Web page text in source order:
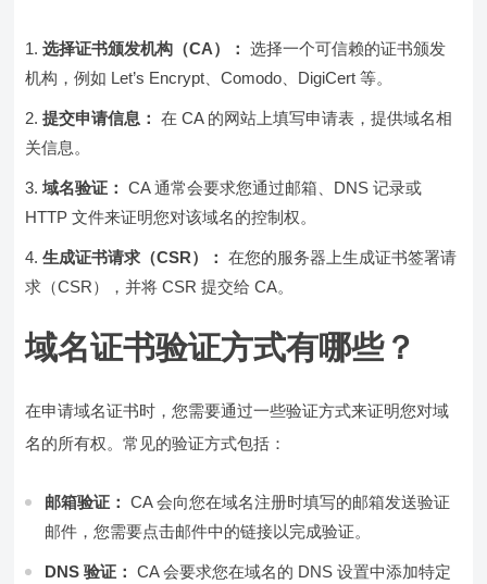
选择证书颁发机构（CA）： 选择一个可信赖的证书颁发
机构，例如 Let’s Encrypt、Comodo、DigiCert 等。
提交申请信息： 在 CA 的网站上填写申请表，提供域名相
关信息。
域名验证： CA 通常会要求您通过邮箱、DNS 记录或
HTTP 文件来证明您对该域名的控制权。
生成证书请求（CSR）： 在您的服务器上生成证书签署请
求（CSR），并将 CSR 提交给 CA。
域名证书验证方式有哪些？
在申请域名证书时，您需要通过一些验证方式来证明您对域
名的所有权。常见的验证方式包括：
邮箱验证： CA 会向您在域名注册时填写的邮箱发送验证
邮件，您需要点击邮件中的链接以完成验证。
DNS 验证： CA 会要求您在域名的 DNS 设置中添加特定